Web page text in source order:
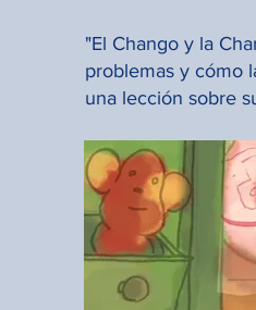
"El Chango y la
problemas y cómo
una lección sobre